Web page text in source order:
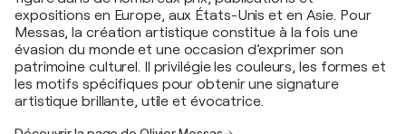
expositions en Europe, aux États-Unis et en Asie. Pour
Messas, la création artistique constitue à la fois une
évasion du monde et une occasion d’exprimer son
patrimoine culturel. Il privilégie les couleurs, les formes et
les motifs spécifiques pour obtenir une signature
artistique brillante, utile et évocatrice.